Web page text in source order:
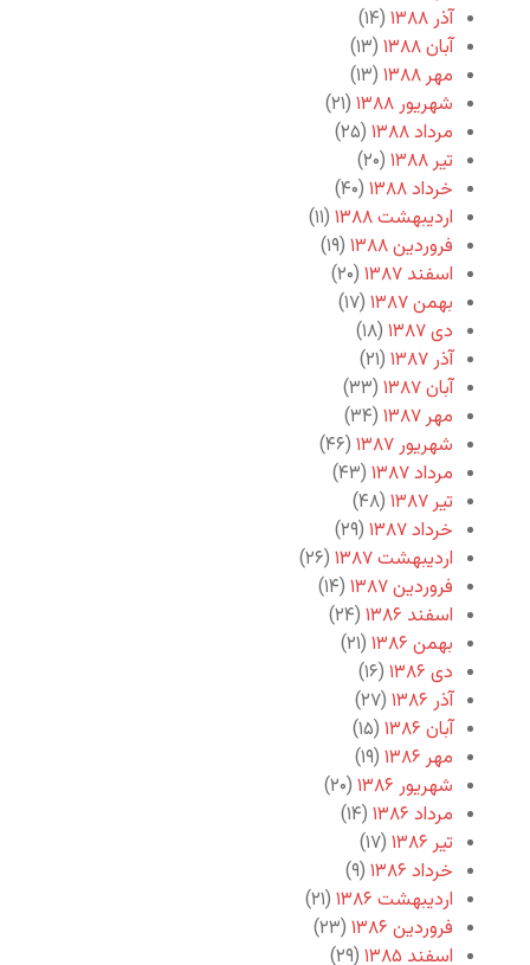
آذر ۱۳۸۸
(۱۴)
آبان ۱۳۸۸
(۱۳)
مهر ۱۳۸۸
(۱۳)
شهریور ۱۳۸۸
(۲۱)
مرداد ۱۳۸۸
(۲۵)
تیر ۱۳۸۸
(۲۰)
خرداد ۱۳۸۸
(۴۰)
اردیبهشت ۱۳۸۸
(۱۱)
فروردین ۱۳۸۸
(۱۹)
اسفند ۱۳۸۷
(۲۰)
بهمن ۱۳۸۷
(۱۷)
دی ۱۳۸۷
(۱۸)
آذر ۱۳۸۷
(۲۱)
آبان ۱۳۸۷
(۳۳)
مهر ۱۳۸۷
(۳۴)
شهریور ۱۳۸۷
(۴۶)
مرداد ۱۳۸۷
(۴۳)
تیر ۱۳۸۷
(۴۸)
خرداد ۱۳۸۷
(۲۹)
اردیبهشت ۱۳۸۷
(۲۶)
فروردین ۱۳۸۷
(۱۴)
اسفند ۱۳۸۶
(۲۴)
بهمن ۱۳۸۶
(۲۱)
دی ۱۳۸۶
(۱۶)
آذر ۱۳۸۶
(۲۷)
آبان ۱۳۸۶
(۱۵)
مهر ۱۳۸۶
(۱۹)
شهریور ۱۳۸۶
(۲۰)
مرداد ۱۳۸۶
(۱۴)
تیر ۱۳۸۶
(۱۷)
خرداد ۱۳۸۶
(۹)
اردیبهشت ۱۳۸۶
(۲۱)
فروردین ۱۳۸۶
(۲۳)
اسفند ۱۳۸۵
(۲۹)